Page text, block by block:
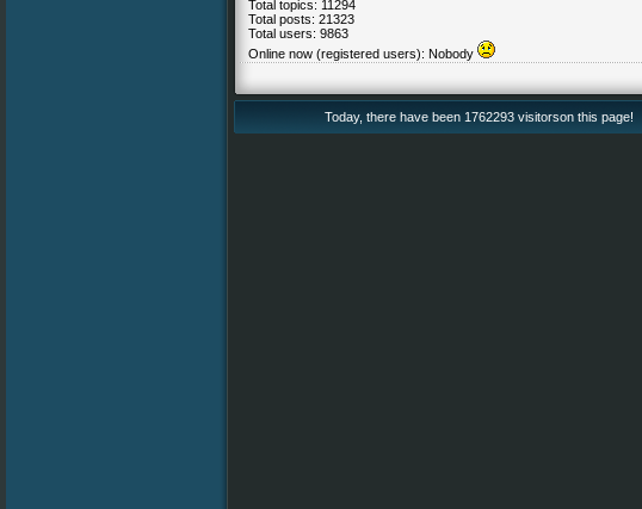
Total topics: 11294
Total posts: 21323
Total users: 9863
Online now (registered users): Nobody
Today, there have been 1762293 visitorson this page!